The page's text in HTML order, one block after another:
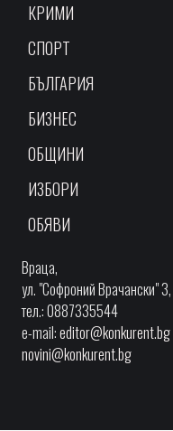
КРИМИ
СПОРТ
БЪЛГАРИЯ
БИЗНЕС
ОБЩИНИ
ИЗБОРИ
ОБЯВИ
Враца,
ул. "Софроний Врачански" 3,
тел.: 0887335544
e-mail:editor@konkurent.bg
novini@konkurent.bg